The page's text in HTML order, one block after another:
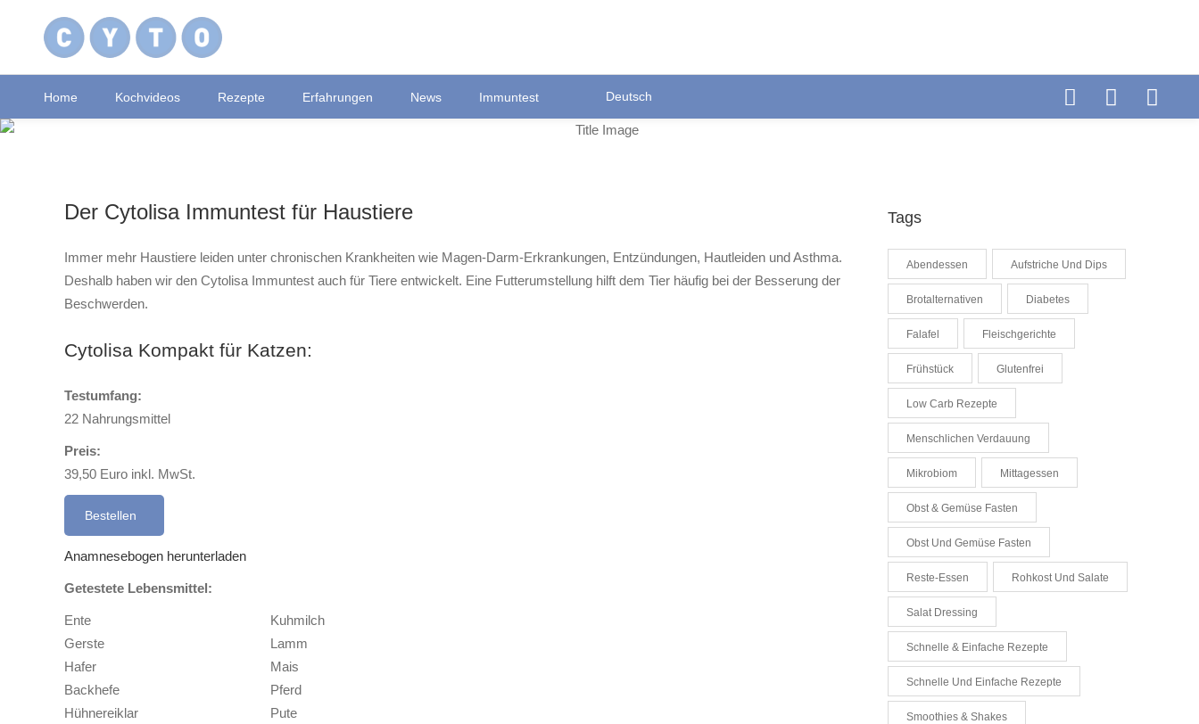
Ortsstraße 22
D-35423 Lich/Ober-Bessingen Fax: +49 (0) 6404-90458 info@cytolabor.de
Home Kochvideos Rezepte Erfahrungen News Immuntest Deutsch
Der Cytolisa Immuntest für Haustiere
Immer mehr Haustiere leiden unter chronischen Krankheiten wie Magen-Darm-Erkrankungen, Entzündungen, Hautleiden und Asthma.
Deshalb haben wir den Cytolisa Immuntest auch für Tiere entwickelt. Eine Futterumstellung hilft dem Tier häufig bei der Besserung der
Beschwerden.
Cytolisa Kompakt für Katzen:
Testumfang:
22 Nahrungsmittel
Preis:
39,50 Euro inkl. MwSt.
Bestellen
Anamnesebogen herunterladen
Getestete Lebensmittel:
Ente
Gerste
Hafer
Backhefe
Hühnereiklar
Kuhmilch
Lamm
Mais
Pferd
Pute
Tags
Abendessen Aufstriche Und Dips
Brotalternativen Diabetes
Falafel Fleischgerichte
Frühstück Glutenfrei
Low Carb Rezepte
Menschlichen Verdauung
Mikrobiom Mittagessen
Obst & Gemüse Fasten
Obst Und Gemüse Fasten
Reste-Essen Rohkost Und Salate
Salat Dressing
Schnelle & Einfache Rezepte
Schnelle Und Einfache Rezepte
Smoothies & Shakes